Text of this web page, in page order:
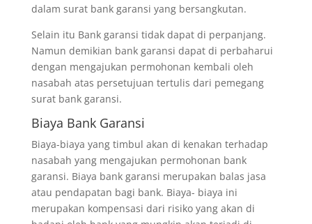
dalam surat bank garansi yang bersangkutan.
Selain itu Bank garansi tidak dapat di perpanjang.
Namun demikian bank garansi dapat di perbaharui
dengan mengajukan permohonan kembali oleh
nasabah atas persetujuan tertulis dari pemegang
surat bank garansi.
Biaya Bank Garansi
Biaya-biaya yang timbul akan di kenakan terhadap
nasabah yang mengajukan permohonan bank
garansi. Biaya bank garansi merupakan balas jasa
atau pendapatan bagi bank. Biaya- biaya ini
merupakan kompensasi dari risiko yang akan di